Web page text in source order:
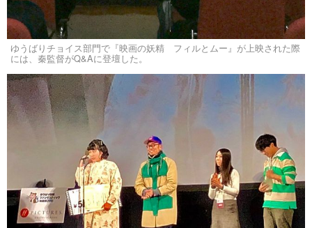
ゆうばりチョイス部門で『映画の妖精 フィルとムー』が上映された際
には、秦監督がQ&Aに登壇した。